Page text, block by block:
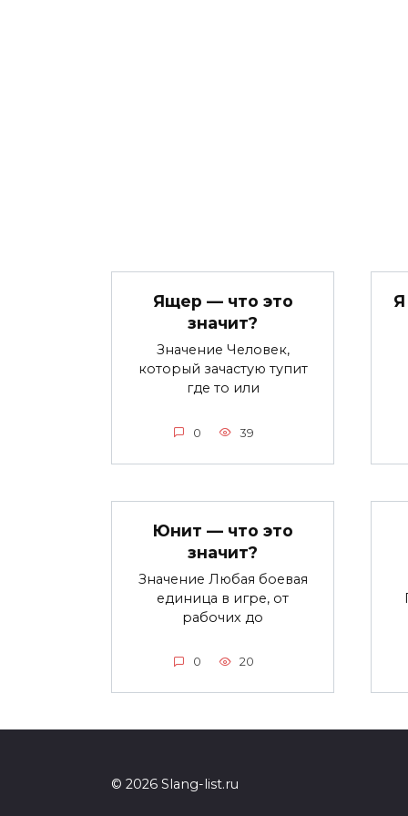
Ящер — что это
значит?
Значение Человек,
который зачастую тупит
где то или
0 39
Юнит — что это
значит?
Значение Любая боевая
единица в игре, от
рабочих до
0 20
© 2026 Slang-list.ru